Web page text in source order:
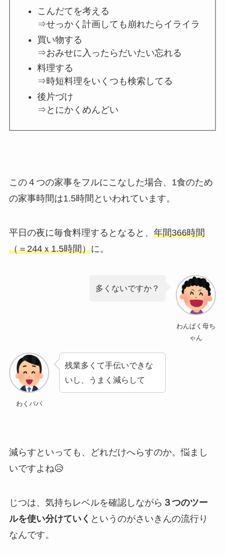
こんだてを考える
⇒せっかく計画しても崩れたらイライラ
買い物する
⇒おみせに入ったらだいたい忘れる
料理する
⇒時短料理をいくつも検索してる
後片づけ
⇒とにかくめんどい
この４つの家事をフルにこなした場合、1食のため
の家事時間は1.5時間といわれています。
平日の夜に毎食料理するとなると、 年間366時間
（＝244ｘ1.5時間）に。
わんぱく母ち
ゃん
多くないですか？
わくパパ
残業多くて手伝いできな
いし、うまく減らして
減らすといっても、どれだけへらすのか。悩まし
いですよね😥
じつは、気持ちレベルを確認しながら ３つのツー
ルを使い分けていく というのがさいきんの流行り
なんです。